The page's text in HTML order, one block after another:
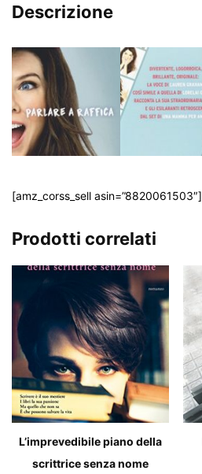
Descrizione
[amz_corss_sell asin=”8820061503″]
Prodotti correlati
L’imprevedibile piano della
scrittrice senza nome